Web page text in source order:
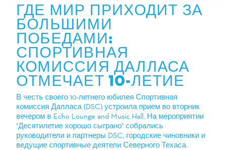
ГДЕ МИР ПРИХОДИТ ЗА
БОЛЬШИМИ
ПОБЕДАМИ:
СПОРТИВНАЯ
КОМИССИЯ ДАЛЛАСА
ОТМЕЧАЕТ 10-ЛЕТИЕ
В честь своего 10-летнего юбилея Спортивная
комиссия Далласа (DSC) устроила прием во вторник
вечером в Echo Lounge and Music Hall. На мероприятии
"Десятилетие хорошо сыграно" собрались
руководители и партнеры DSC, городские чиновники и
ведущие спортивные деятели Северного Техаса.